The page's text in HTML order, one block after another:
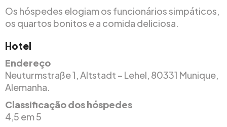
Os hóspedes elogiam os funcionários simpáticos,
os quartos bonitos e a comida deliciosa.
Hotel
Endereço
Neuturmstraße 1, Altstadt – Lehel, 80331 Munique,
Alemanha.
Classificação dos hóspedes
4,5 em 5